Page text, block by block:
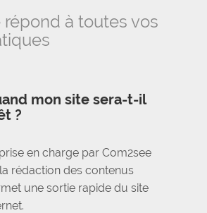
répond à toutes vos
mon site sera-t-il
?
en charge par Com2see
rédaction des contenus
une sortie rapide du site